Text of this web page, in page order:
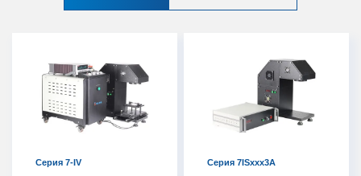
Серия 7-IV
Серия 7ISxxx3A